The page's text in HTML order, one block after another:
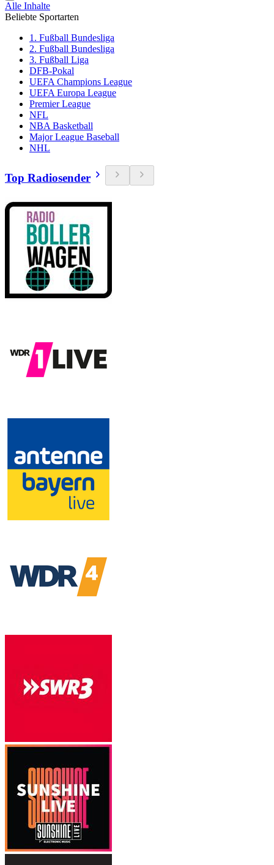
Alle Inhalte
Beliebte Sportarten
1. Fußball Bundesliga
2. Fußball Bundesliga
3. Fußball Liga
DFB-Pokal
UEFA Champions League
UEFA Europa League
Premier League
NFL
NBA Basketball
Major League Baseball
NHL
Top Radiosender